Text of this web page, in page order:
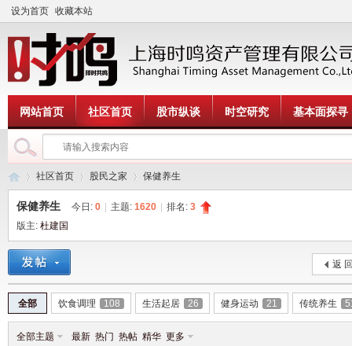
设为首页 收藏本站
网站首页 社区首页 股市纵谈 时空研究 基本面探寻
时 »
社区首页
›
股民之家
›
保健养生
保健养生 今日: 0 主题: 1620 排名: 3
版主: 杜建国
返
全部 饮食调理 108 生活起居 26 健身运动 21 传统养生
全部主题 最新 热门 热帖 精华 更多